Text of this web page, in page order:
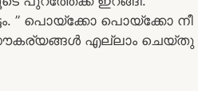
” പൊയ്ക്കോ പൊയ്ക്കോ നീ
സൗകര്യങ്ങൾ എല്ലാം ചെയ്തു